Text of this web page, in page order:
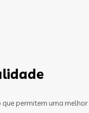
permitem uma